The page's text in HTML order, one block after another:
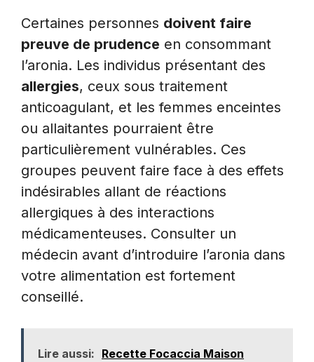
Certaines personnes doivent faire
preuve de prudence en consommant
l’aronia. Les individus présentant des
allergies, ceux sous traitement
anticoagulant, et les femmes enceintes
ou allaitantes pourraient être
particulièrement vulnérables. Ces
groupes peuvent faire face à des effets
indésirables allant de réactions
allergiques à des interactions
médicamenteuses. Consulter un
médecin avant d’introduire l’aronia dans
votre alimentation est fortement
conseillé.
Lire aussi: Recette Focaccia Maison